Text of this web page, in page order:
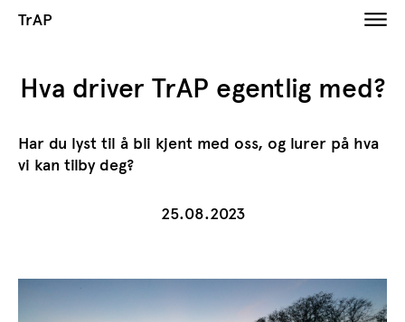
TrAP
Hva driver TrAP egentlig med?
Har du lyst til å bli kjent med oss, og lurer på hva
vi kan tilby deg?
25.08.2023